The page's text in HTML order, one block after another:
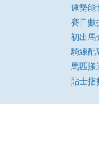
速勢能
賽日數
初出馬
騎練配
馬匹搬
貼士指